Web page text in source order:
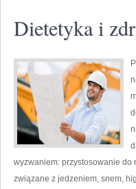
Dietetyka i
wyzwaniem: przystosowanie do
związane z jedzeniem, snem,